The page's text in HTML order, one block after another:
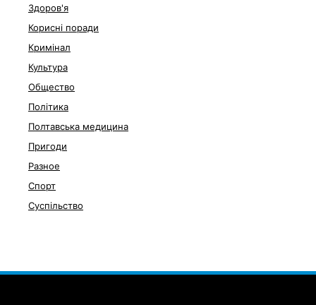
Здоров'я
Корисні поради
Кримінал
Культура
Общество
Політика
Полтавська медицина
Пригоди
Разное
Спорт
Суспільство